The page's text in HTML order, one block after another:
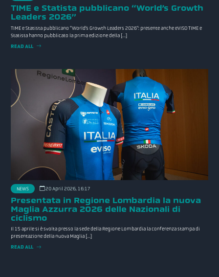
TIME e Statista pubblicano “World’s Growth
Leaders 2026”
TIME e Statista pubblicano “World’s Growth Leaders 2026”: presente anche eVISO TIME e
Statista hanno pubblicato la prima edizione della […]
READ ALL
NEWS 20 April 2026, 16:17
Presentata in Regione Lombardia la nuova
Maglia Azzurra 2026 delle Nazionali di
ciclismo
Il 15 aprile si è svolta presso la sede della Regione Lombardia la conferenza stampa di
presentazione della nuova Maglia […]
READ ALL